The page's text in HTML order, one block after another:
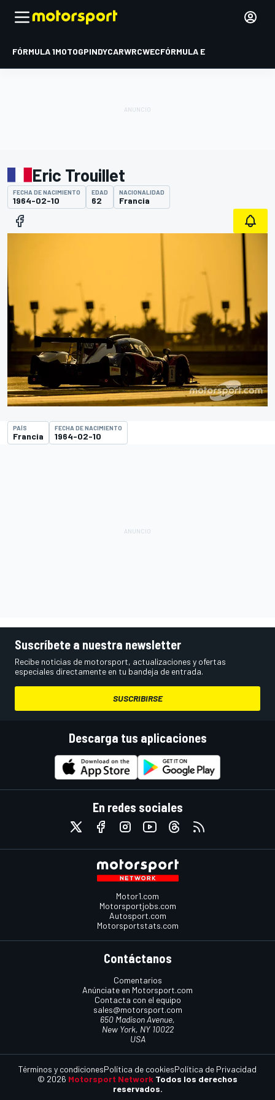
FÓRMULA 1MOTOGPINDYCARWRCWECFÓRMULA E
Eric Trouillet
FECHA DE NACIMIENTO
1964-02-10
EDAD
62
NACIONALIDAD
Francia
PAÍS
Francia
FECHA DE NACIMIENTO
1964-02-10
Suscríbete a nuestra newsletter
Recibe noticias de motorsport, actualizaciones y ofertas
especiales directamente en tu bandeja de entrada.
SUSCRIBIRSE
Descarga tus aplicaciones
En redes sociales
Motor1.com
Motorsportjobs.com
Autosport.com
Motorsportstats.com
Contáctanos
Comentarios
Anúnciate en Motorsport.com
Contacta con el equipo
sales@motorsport.com
650 Madison Avenue,
New York, NY 10022
USA
© 2026 Motorsport Network Todos los derechos
reservados.
Términos y condicionesPolítica de cookiesPolítica de Privacidad